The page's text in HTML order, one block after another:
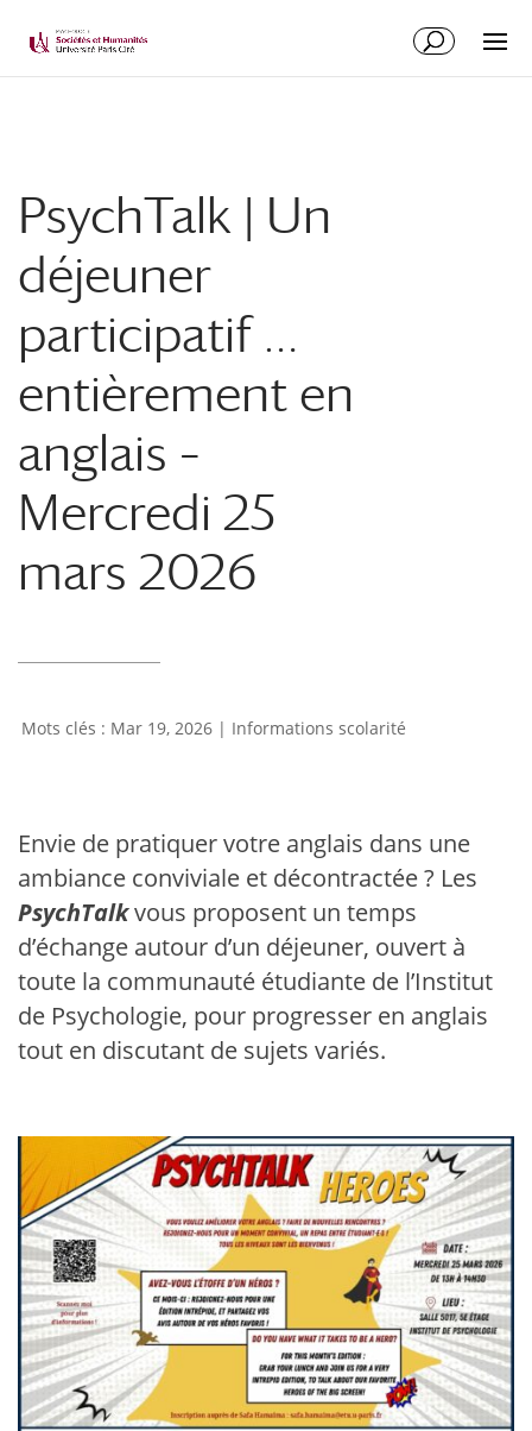
PsychTalk | Un
déjeuner
participatif …
entièrement en
anglais –
Mercredi 25
mars 2026
Mar 19, 2026 | Informations scolarité
Envie de pratiquer votre anglais dans une
ambiance conviviale et décontractée ? Les
PsychTalkvous proposent un temps
d’échange autour d’un déjeuner, ouvert à
toute la communauté étudiante de l’Institut
de Psychologie, pour progresser en anglais
tout en discutant de sujets variés.